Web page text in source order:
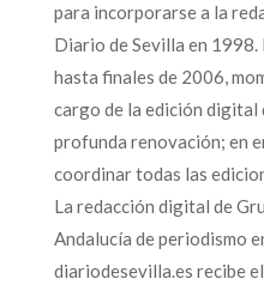
para incorporarse a la
Diario de Sevilla en 1998.
hasta finales de 2006,
cargo de la edición digital
profunda renovación; en
coordinar todas las
La redacción digital de
Andalucía de periodismo
diariodesevilla.es recibe